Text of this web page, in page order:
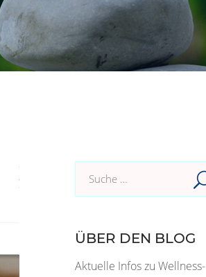
ÜBER DEN BLOG
Aktuelle Infos zu Wellness-